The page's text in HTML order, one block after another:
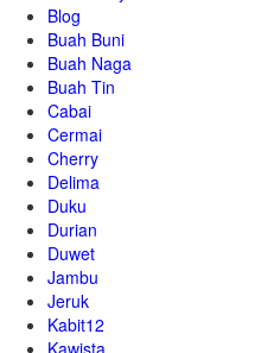
Blog
Buah Buni
Buah Naga
Buah Tin
Cabai
Cermai
Cherry
Delima
Duku
Durian
Duwet
Jambu
Jeruk
Kabit12
Kawista